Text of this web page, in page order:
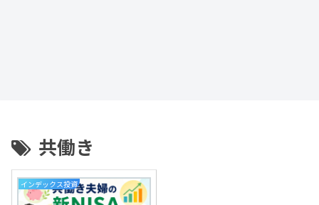
共働き
インデックス投資